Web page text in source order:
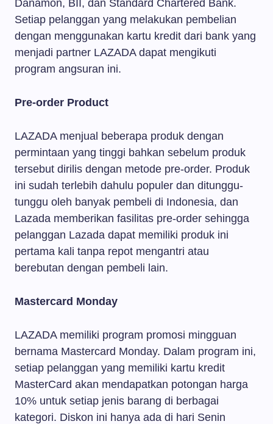
Danamon, BII, dan Standard Chartered Bank.
Setiap pelanggan yang melakukan pembelian
dengan menggunakan kartu kredit dari bank yang
menjadi partner LAZADA dapat mengikuti
program angsuran ini.
Pre-order Product
LAZADA menjual beberapa produk dengan
permintaan yang tinggi bahkan sebelum produk
tersebut dirilis dengan metode pre-order. Produk
ini sudah terlebih dahulu populer dan ditunggu-
tunggu oleh banyak pembeli di Indonesia, dan
Lazada memberikan fasilitas pre-order sehingga
pelanggan Lazada dapat memiliki produk ini
pertama kali tanpa repot mengantri atau
berebutan dengan pembeli lain.
Mastercard Monday
LAZADA memiliki program promosi mingguan
bernama Mastercard Monday. Dalam program ini,
setiap pelanggan yang memiliki kartu kredit
MasterCard akan mendapatkan potongan harga
10% untuk setiap jenis barang di berbagai
kategori. Diskon ini hanya ada di hari Senin